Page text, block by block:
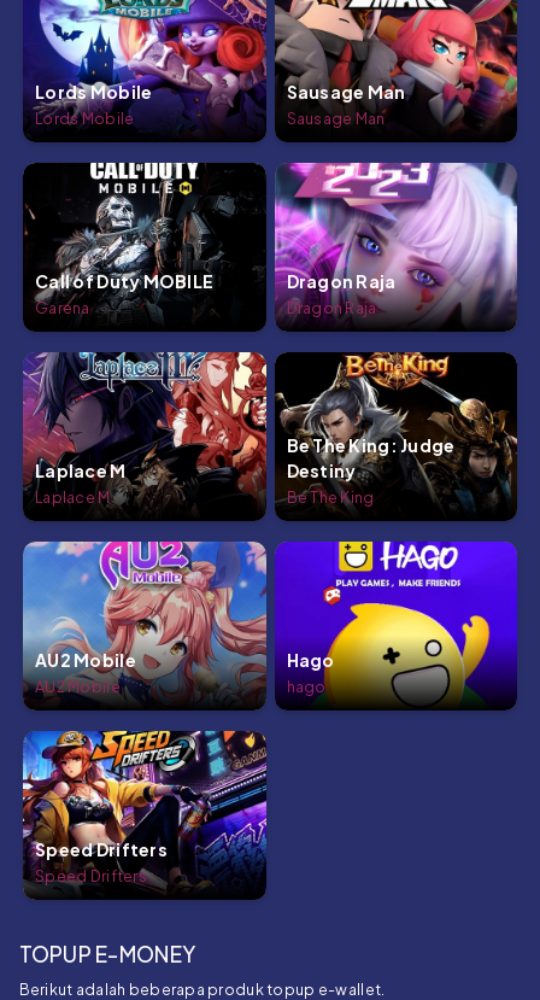
Lords Mobile
Lords Mobile
Sausage Man
Sausage Man
Call of Duty MOBILE
Garena
Dragon Raja
Dragon Raja
Laplace M
Laplace M
Be The King: Judge
Destiny
Be The King
AU2 Mobile
AU2 Mobile
Hago
hago
Speed Drifters
Speed Drifters
TOPUP E-MONEY
Berikut adalah beberapa produk topup e-wallet.